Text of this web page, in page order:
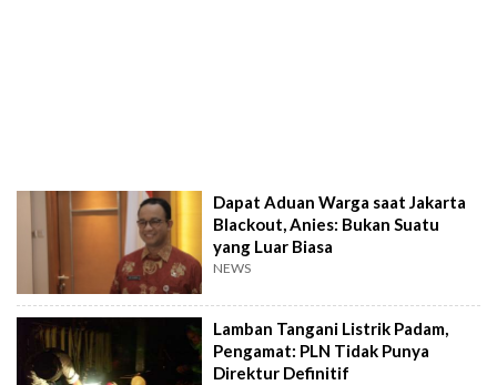
Dapat Aduan Warga saat Jakarta
Blackout, Anies: Bukan Suatu
yang Luar Biasa
NEWS
Lamban Tangani Listrik Padam,
Pengamat: PLN Tidak Punya
Direktur Definitif